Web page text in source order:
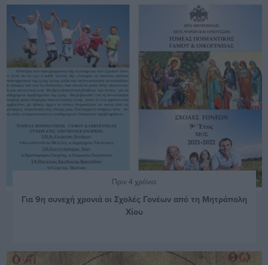
Πριν 4 χρόνια
Για 9η συνεχή χρονιά οι Σχολές Γονέων από τη Μητρόπολη
Χίου